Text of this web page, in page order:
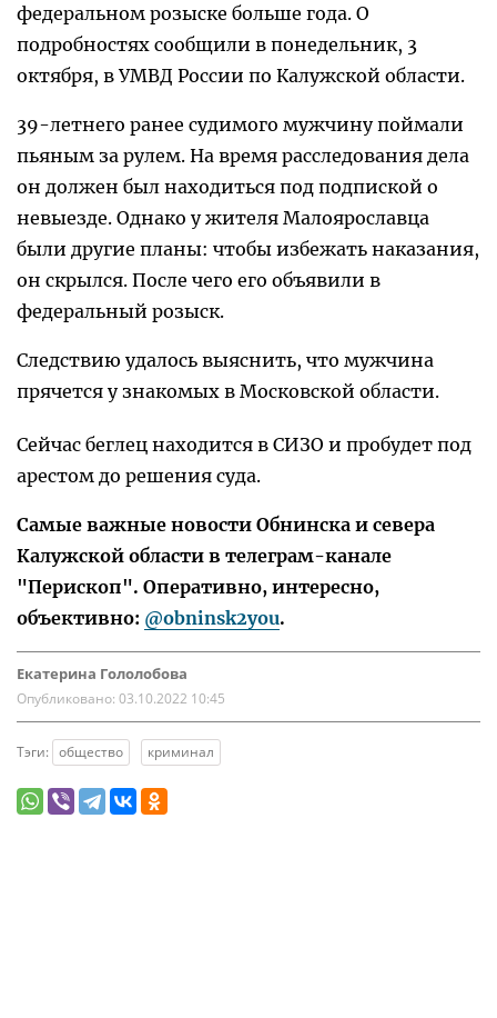
федеральном розыске больше года. О
подробностях сообщили в понедельник, 3
октября, в УМВД России по Калужской области.
39-летнего ранее судимого мужчину поймали
пьяным за рулем. На время расследования дела
он должен был находиться под подпиской о
невыезде. Однако у жителя Малоярославца
были другие планы: чтобы избежать наказания,
он скрылся. После чего его объявили в
федеральный розыск.
Следствию удалось выяснить, что мужчина
прячется у знакомых в Московской области.
Сейчас беглец находится в СИЗО и пробудет под
арестом до решения суда.
Самые важные новости Обнинска и севера
Калужской области в телеграм-канале
"Перископ". Оперативно, интересно,
объективно: @obninsk2you.
Екатерина Гололобова
Опубликовано: 03.10.2022 10:45
Тэги: общество криминал